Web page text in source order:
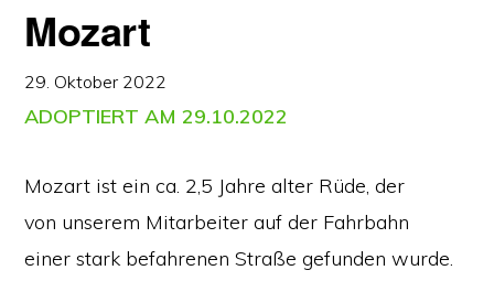
Mozart
29. Oktober 2022
ADOPTIERT AM 29.10.2022
Mozart ist ein ca. 2,5 Jahre alter Rüde, der
von unserem Mitarbeiter auf der Fahrbahn
einer stark befahrenen Straße gefunden wurde.